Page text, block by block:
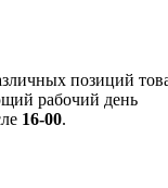
позиций
рабочий день
16-00.